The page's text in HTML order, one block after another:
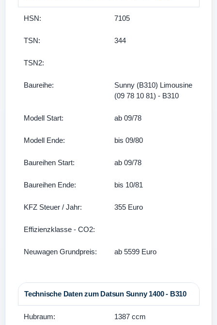
HSN: 7105
TSN: 344
TSN2:
Baureihe:
Sunny (B310) Limousine
(09 78 10 81) - B310
Modell Start: ab 09/78
Modell Ende: bis 09/80
Baureihen Start: ab 09/78
Baureihen Ende: bis 10/81
KFZ Steuer / Jahr: 355 Euro
Effizienzklasse - CO2:
Neuwagen Grundpreis: ab 5599 Euro
Technische Daten zum Datsun Sunny 1400 - B310
Hubraum: 1387 ccm